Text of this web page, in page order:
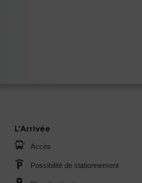
L'Arrivée
Accès
Possibilité de stationnement